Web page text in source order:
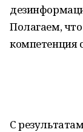
Полагаем,
компетенция
С